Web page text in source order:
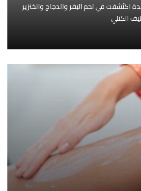
في لحم البقر والدجاج والخنزير
الكتلي